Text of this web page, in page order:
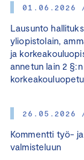
01.06.2026 /
Lausunto
yliopistolain,
ja
annetun lain 2
26.05.2026 /
Kommentti työ-
valmisteluun